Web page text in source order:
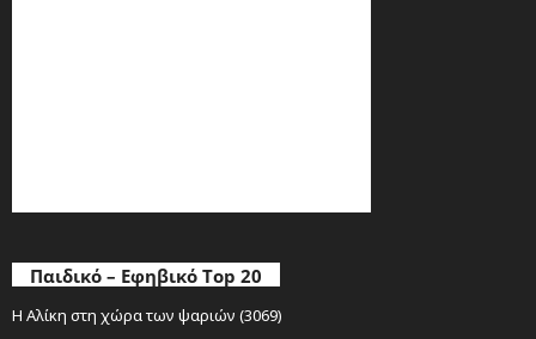
Παιδικό – Εφηβικό Top 20
Η Αλίκη στη χώρα των ψαριών (3069)